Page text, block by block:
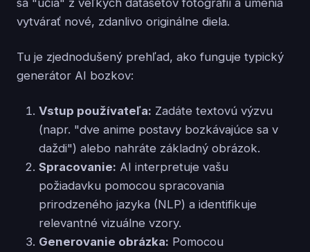
vytvárať nové, zdanlivo originálne diela.
Tu je zjednodušený prehľad, ako funguje typický
generátor AI bozkov:
Vstup používateľa: Zadáte textovú výzvu
(napr. "dve anime postavy bozkávajúce sa v
daždi") alebo nahráte základný obrázok.
Spracovanie: AI interpretuje vašu
požiadavku pomocou spracovania
prirodzeného jazyka (NLP) a identifikuje
relevantné vizuálne vzory.
Generovanie obrázka: Pomocou